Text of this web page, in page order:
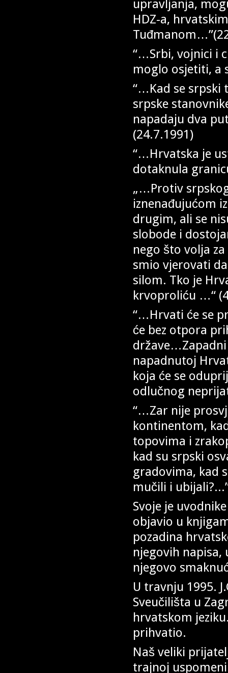
upravljanja,
HDZ-a,
“…Srbi, vojnici i
moglo osjetiti, a
“…Kad se srpski
srpske
napadaju dva
(24.7.1991)
“…Hrvatska je
dotaknula
„…Protiv
iznenađujućom
drugim, ali se
slobode i
nego što volja
smio vjerovati
silom. Tko je
krvoproliću …“
“…Hrvati će se
će bez otpora
napadnutoj
koja će se
odlučnog
“…Zar nije
kontinentom,
topovima i
kad su srpski
gradovima, kad
mučili i
Svoje je
objavio u
pozadina
njegovih napisa,
njegovo
U travnju 1995.
Sveučilišta u
hrvatskom
prihvatio.
Naš veliki
trajnoj